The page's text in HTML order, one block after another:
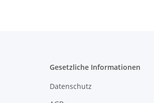
Gesetzliche Informationen
Datenschutz